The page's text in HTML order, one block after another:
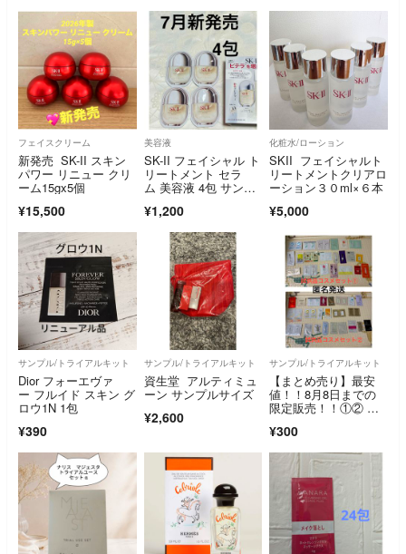
フェイスクリーム
新発売 SK-II スキン
パワー リニュー クリ
ーム15gx5個
¥15,500
美容液
SK-II フェイシャル ト
リートメント セラ
ム 美容液 4包 サンプ
¥1,200
化粧水/ローション
SKII フェイシャルト
リートメントクリアロ
ーション３０ml×６本
¥5,000
サンプル/トライアルキット
Dior フォーエヴァ
ー フルイド スキン グ
ロウ1N 1包
¥390
サンプル/トライアルキット
資生堂 アルティミュ
ーン サンプルサイズ
¥2,600
サンプル/トライアルキット
【まとめ売り】最安
値！！8月8日までの
限定販売！！①② 試
美容液・クリーム(乳
液)のスキンケアお試
¥300